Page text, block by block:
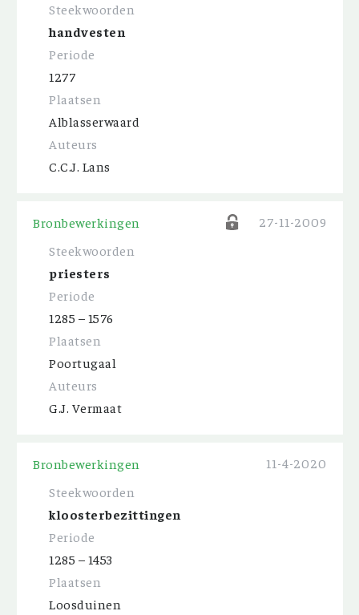
Steekwoorden
handvesten
Periode
1277
Plaatsen
Alblasserwaard
Auteurs
C.C.J. Lans
Bronbewerkingen
27-11-2009
Steekwoorden
priesters
Periode
1285 – 1576
Plaatsen
Poortugaal
Auteurs
G.J. Vermaat
Bronbewerkingen
11-4-2020
Steekwoorden
kloosterbezittingen
Periode
1285 – 1453
Plaatsen
Loosduinen